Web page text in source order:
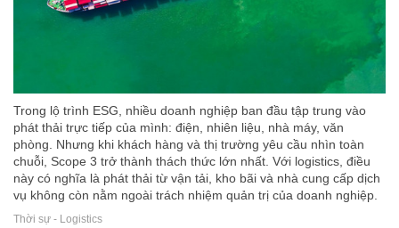
Trong lộ trình ESG, nhiều doanh nghiệp ban đầu tập trung vào
phát thải trực tiếp của mình: điện, nhiên liệu, nhà máy, văn
phòng. Nhưng khi khách hàng và thị trường yêu cầu nhìn toàn
chuỗi, Scope 3 trở thành thách thức lớn nhất. Với logistics, điều
này có nghĩa là phát thải từ vận tải, kho bãi và nhà cung cấp dịch
vụ không còn nằm ngoài trách nhiệm quản trị của doanh nghiệp.
Thời sự - Logistics